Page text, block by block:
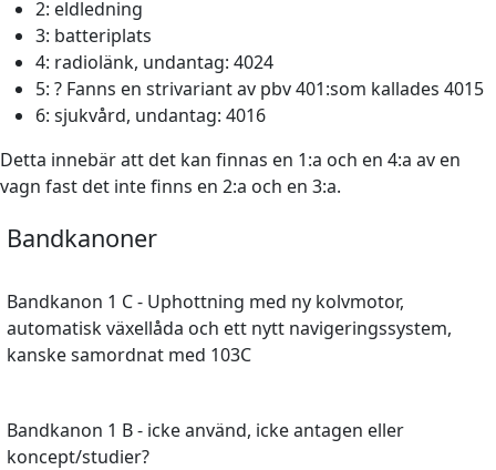
2: eldledning
3: batteriplats
4: radiolänk, undantag: 4024
5: ? Fanns en strivariant av pbv 401:som kallades 4015
6: sjukvård, undantag: 4016
Detta innebär att det kan finnas en 1:a och en 4:a av en
vagn fast det inte finns en 2:a och en 3:a.
Bandkanoner
Bandkanon 1 C - Uphottning med ny kolvmotor,
automatisk växellåda och ett nytt navigeringssystem,
kanske samordnat med 103C
Bandkanon 1 B - icke använd, icke antagen eller
koncept/studier?